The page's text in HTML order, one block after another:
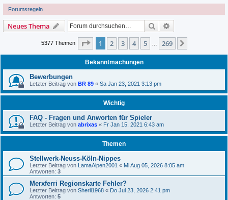
Forumsregeln
Neues Thema Suche
5377 Themen Seite 1von 269
1 2 3 4 5 269
Bekanntmachungen
Bewerbungen
Letzter Beitrag von BR 89 « Sa Jan 23, 2021 3:13 pm
Wichtig
FAQ - Fragen und Anworten für Spieler
Letzter Beitrag von abrixas « Fr Jan 15, 2021 6:43 am
Themen
Stellwerk-Neuss-Köln-Nippes
Letzter Beitrag von LamaAlpen2001 « Mi Aug 05, 2026 8:05 am
Antworten: 3
Merxferri Regionskarte Fehler?
Letzter Beitrag von Sherli1968 « Do Jul 23, 2026 2:41 pm
Antworten: 5